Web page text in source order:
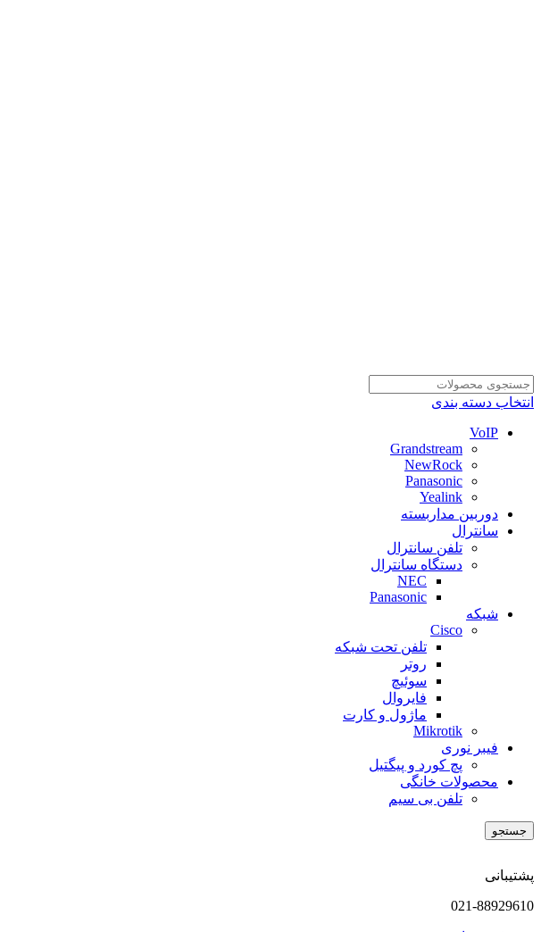
انتخاب دسته بندی
VoIP
Grandstream
NewRock
Panasonic
Yealink
دوربین مداربسته
سانترال
تلفن سانترال
دستگاه سانترال
NEC
Panasonic
شبکه
Cisco
تلفن تحت شبکه
روتر
سوئیچ
فایروال
ماژول و کارت
Mikrotik
فیبر نوری
پچ کورد و پیگتیل
محصولات خانگی
تلفن بی سیم
جستجو
پشتیبانی
021-88929610